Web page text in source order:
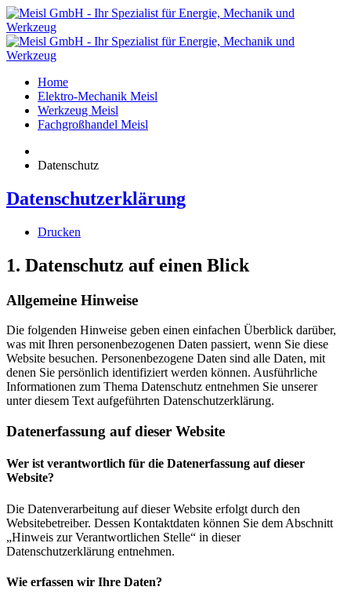
Home
Elektro-Mechanik Meisl
Werkzeug Meisl
Fachgroßhandel Meisl
Datenschutz
Datenschutzerklärung
Drucken
1. Datenschutz auf einen Blick
Allgemeine Hinweise
Die folgenden Hinweise geben einen einfachen Überblick darüber,
was mit Ihren personenbezogenen Daten passiert, wenn Sie diese
Website besuchen. Personenbezogene Daten sind alle Daten, mit
denen Sie persönlich identifiziert werden können. Ausführliche
Informationen zum Thema Datenschutz entnehmen Sie unserer
unter diesem Text aufgeführten Datenschutzerklärung.
Datenerfassung auf dieser Website
Wer ist verantwortlich für die Datenerfassung auf dieser
Website?
Die Datenverarbeitung auf dieser Website erfolgt durch den
Websitebetreiber. Dessen Kontaktdaten können Sie dem Abschnitt
„Hinweis zur Verantwortlichen Stelle“ in dieser
Datenschutzerklärung entnehmen.
Wie erfassen wir Ihre Daten?